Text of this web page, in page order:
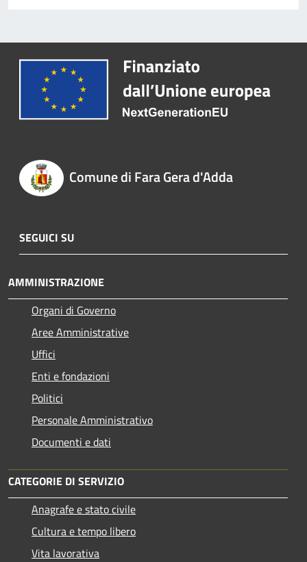
Comune di Fara Gera d'Adda
SEGUICI SU
AMMINISTRAZIONE
Organi di Governo
Aree Amministrative
Uffici
Enti e fondazioni
Politici
Personale Amministrativo
Documenti e dati
CATEGORIE DI SERVIZIO
Anagrafe e stato civile
Cultura e tempo libero
Vita lavorativa